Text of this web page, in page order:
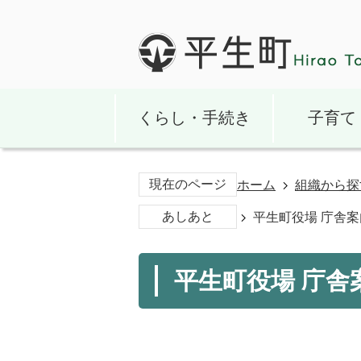
くらし・手続き 子育て
現在のページ ホーム 組織から
あしあと 平生町役場 庁舎
平生町役場 庁舎